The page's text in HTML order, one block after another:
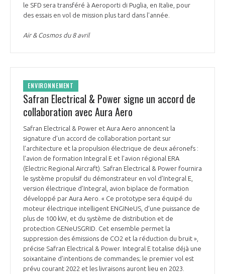
INTERNATIONALISATION
le SFD sera transféré à Aeroporti di Puglia, en Italie, pour
des essais en vol de mission plus tard dans l'année.
Air & Cosmos du 8 avril
ENVIRONNEMENT
Safran Electrical & Power signe un accord de
collaboration avec Aura Aero
Safran Electrical & Power et Aura Aero annoncent la
signature d’un accord de collaboration portant sur
l’architecture et la propulsion électrique de deux aéronefs :
l’avion de formation Integral E et l’avion régional ERA
(Electric Regional Aircraft). Safran Electrical & Power fournira
le système propulsif du démonstrateur en vol d’Integral E,
version électrique d’Integral, avion biplace de formation
développé par Aura Aero. « Ce prototype sera équipé du
moteur électrique intelligent ENGINeUS, d’une puissance de
plus de 100 kW, et du système de distribution et de
protection GENeUSGRID. Cet ensemble permet la
suppression des émissions de CO2 et la réduction du bruit »,
précise Safran Electrical & Power. Integral E totalise déjà une
soixantaine d’intentions de commandes; le premier vol est
prévu courant 2022 et les livraisons auront lieu en 2023.